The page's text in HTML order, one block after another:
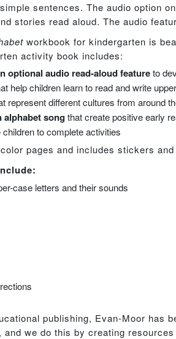
sentences. The audio option
stories read aloud. The audio
workbook for kindergarten is
activity book includes:
optional audio read-aloud featureto
help children learn to read and write
represent different cultures from around
alphabet songthat create positive early
to complete activities
pages and includes stickers
case letters and their sounds
publishing, Evan-Moor has
and we do this by creating